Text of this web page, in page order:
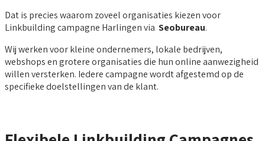
Dat is precies waarom zoveel organisaties kiezen voor
Linkbuilding campagne Harlingen via Seobureau.
Wij werken voor kleine ondernemers, lokale bedrijven,
webshops en grotere organisaties die hun online aanwezigheid
willen versterken. Iedere campagne wordt afgestemd op de
specifieke doelstellingen van de klant.